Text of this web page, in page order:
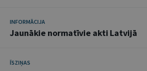
INFORMĀCIJA
Jaunākie normatīvie akti Latvijā
ĪSZIŅAS